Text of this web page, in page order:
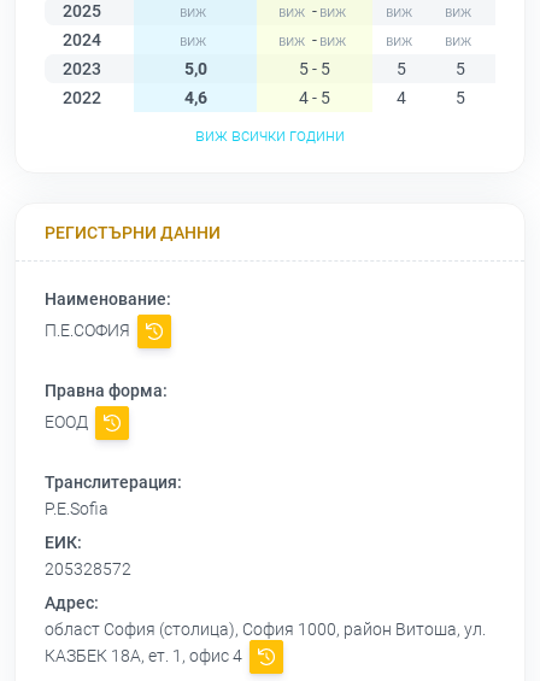
2025
-
2024
-
2023
5,0 5 - 5 5 5
2022
4,6 4 - 5 4 5
виж всички години
РЕГИСТЪРНИ ДАННИ
Наименование:
П.Е.СОФИЯ
Правна форма:
ЕООД
Транслитерация:
P.E.Sofia
ЕИК:
205328572
Адрес:
област София (столица), София 1000, район Витоша, ул.
КАЗБЕК 18А, ет. 1, офис 4